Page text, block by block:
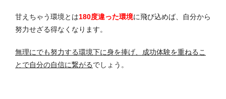
甘えちゃう環境とは180度違った環境に飛び込めば、自分から
努力せざる得なくなります。
無理にでも努力する環境下に身を捧げ、成功体験を重ねるこ
とで自分の自信に繋がるでしょう。